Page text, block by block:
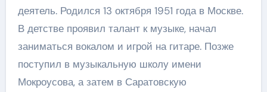
деятель. Родился 13 октября 1951 года в Москве.
В детстве проявил талант к музыке, начал
заниматься вокалом и игрой на гитаре. Позже
поступил в музыкальную школу имени
Мокроусова, а затем в Саратовскую